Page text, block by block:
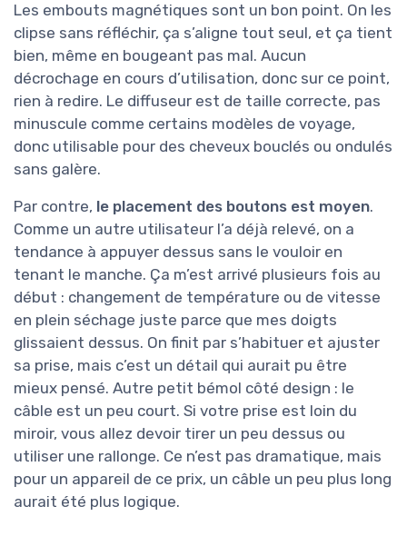
Les embouts magnétiques sont un bon point. On les
clipse sans réfléchir, ça s’aligne tout seul, et ça tient
bien, même en bougeant pas mal. Aucun
décrochage en cours d’utilisation, donc sur ce point,
rien à redire. Le diffuseur est de taille correcte, pas
minuscule comme certains modèles de voyage,
donc utilisable pour des cheveux bouclés ou ondulés
sans galère.
Par contre, le placement des boutons est moyen.
Comme un autre utilisateur l’a déjà relevé, on a
tendance à appuyer dessus sans le vouloir en
tenant le manche. Ça m’est arrivé plusieurs fois au
début : changement de température ou de vitesse
en plein séchage juste parce que mes doigts
glissaient dessus. On finit par s’habituer et ajuster
sa prise, mais c’est un détail qui aurait pu être
mieux pensé. Autre petit bémol côté design : le
câble est un peu court. Si votre prise est loin du
miroir, vous allez devoir tirer un peu dessus ou
utiliser une rallonge. Ce n’est pas dramatique, mais
pour un appareil de ce prix, un câble un peu plus long
aurait été plus logique.